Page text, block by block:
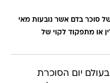
סוכר בדם אשר נובעות מאי
או מתפקוד לקוי של
יום הסוכרת